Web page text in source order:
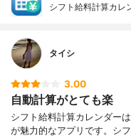
シフト給料計算カレ
タイシ
3.00
自動計算がとても楽
シフト給料計算カレンダー
が魅力的なアプリです。シ